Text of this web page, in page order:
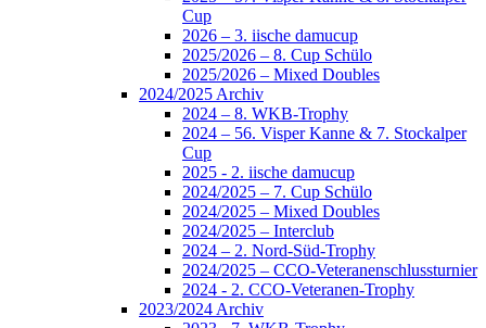
Cup
2026 – 3. iische damucup
2025/2026 – 8. Cup Schülo
2025/2026 – Mixed Doubles
2024/2025 Archiv
2024 – 8. WKB-Trophy
2024 – 56. Visper Kanne & 7. Stockalper
Cup
2025 - 2. iische damucup
2024/2025 – 7. Cup Schülo
2024/2025 – Mixed Doubles
2024/2025 – Interclub
2024 – 2. Nord-Süd-Trophy
2024/2025 – CCO-Veteranenschlussturnier
2024 - 2. CCO-Veteranen-Trophy
2023/2024 Archiv